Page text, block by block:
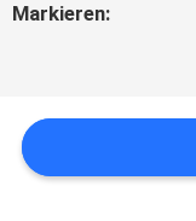
Markieren: